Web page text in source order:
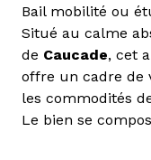
Bail mobilité ou
Situé au calme
de Caucade, cet
offre un cadre de
les commodités
Le bien se